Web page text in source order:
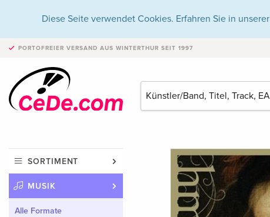
Diese Seite verwendet Cookies. Erfahren Sie in unserer
PORTOFREIER VERSAND AUS WINTERTHUR SEIT 1997
SORTIMENT
MUSIK
Alle Formate